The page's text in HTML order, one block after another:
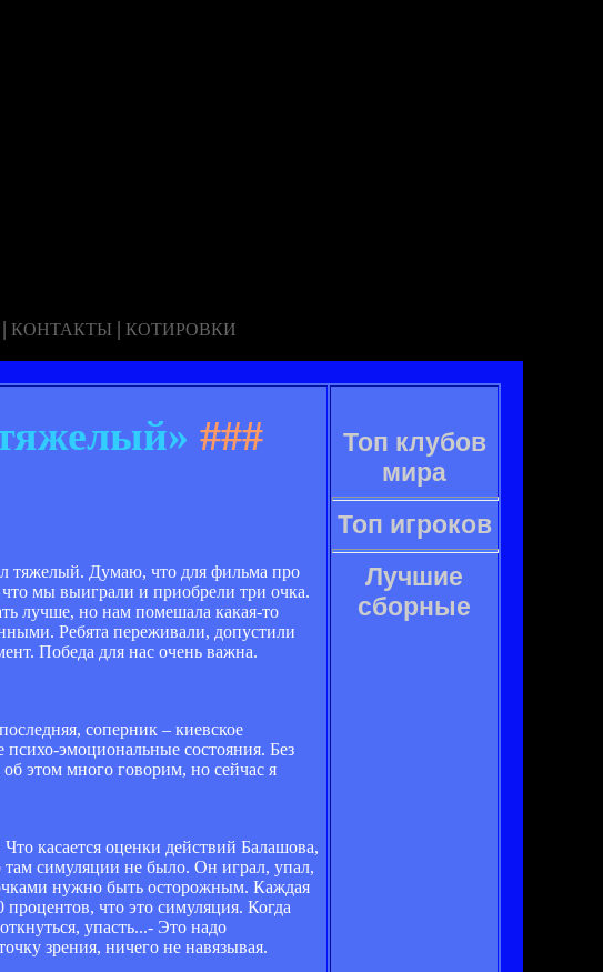
| КОНТАКТЫ | КОТИРОВКИ
###
тяжелый. Думаю, что для фильма про
мы выиграли и приобрели три очка.
лучше, но нам помешала какая-то
Ребята переживали, допустили
Победа для нас очень важна.
соперник – киевское
эмоциональные состояния. Без
этом много говорим, но сейчас я
касается оценки действий Балашова,
там симуляции не было. Он играл, упал,
нужно быть осторожным. Каждая
что это симуляция. Когда
упасть...- Это надо
зрения, ничего не навязывая.
Топ клубов
мира
Топ игроков
Лучшие
сборные